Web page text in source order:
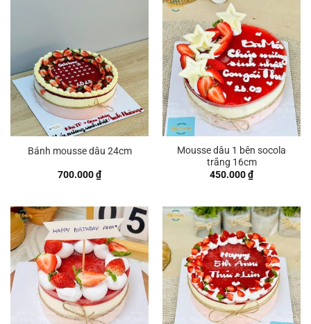
Bánh mousse dâu 24cm
700.000₫
Mousse dâu 1 bên socola
trắng 16cm
450.000₫